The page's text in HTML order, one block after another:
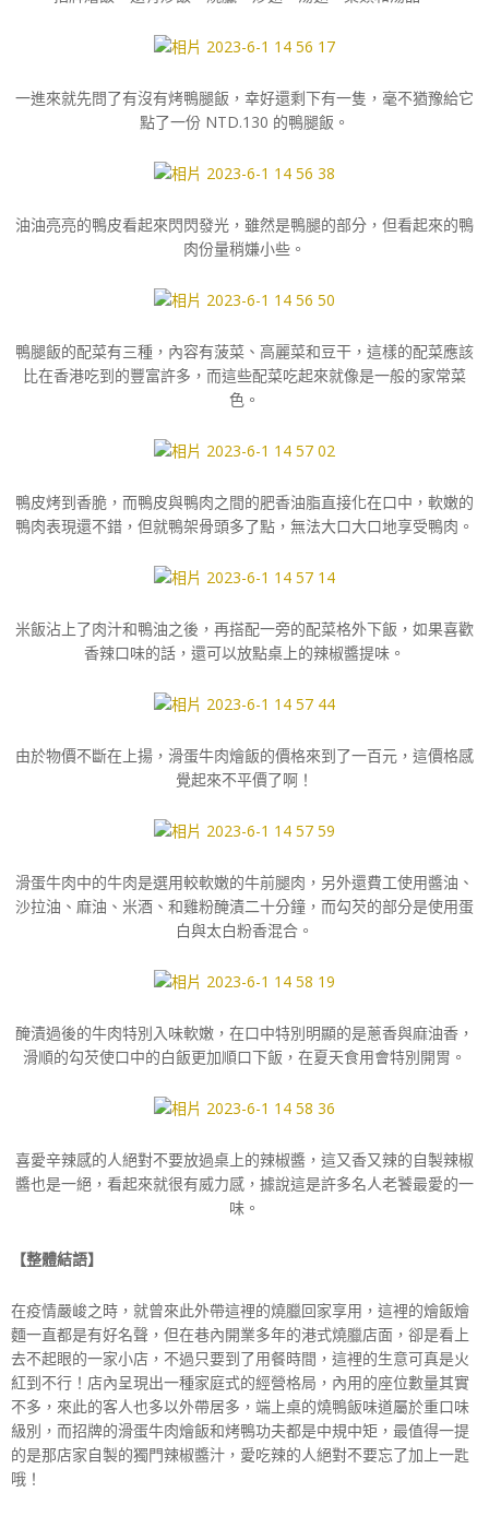
一進來就先問了有沒有烤鴨腿飯，幸好還剩下有一隻，毫不猶豫給它
點了一份 NTD.130 的鴨腿飯。
油油亮亮的鴨皮看起來閃閃發光，雖然是鴨腿的部分，但看起來的鴨
肉份量稍嫌小些。
鴨腿飯的配菜有三種，內容有菠菜、高麗菜和豆干，這樣的配菜應該
比在香港吃到的豐富許多，而這些配菜吃起來就像是一般的家常菜
色。
鴨皮烤到香脆，而鴨皮與鴨肉之間的肥香油脂直接化在口中，軟嫩的
鴨肉表現還不錯，但就鴨架骨頭多了點，無法大口大口地享受鴨肉。
米飯沾上了肉汁和鴨油之後，再搭配一旁的配菜格外下飯，如果喜歡
香辣口味的話，還可以放點桌上的辣椒醬提味。
由於物價不斷在上揚，滑蛋牛肉燴飯的價格來到了一百元，這價格感
覺起來不平價了啊！
滑蛋牛肉中的牛肉是選用較軟嫩的牛前腿肉，另外還費工使用醬油、
沙拉油、麻油、米酒、和雞粉醃漬二十分鐘，而勾芡的部分是使用蛋
白與太白粉香混合。
醃漬過後的牛肉特別入味軟嫩，在口中特別明顯的是蔥香與麻油香，
滑順的勾芡使口中的白飯更加順口下飯，在夏天食用會特別開胃。
喜愛辛辣感的人絕對不要放過桌上的辣椒醬，這又香又辣的自製辣椒
醬也是一絕，看起來就很有威力感，據說這是許多名人老饕最愛的一
味。
【整體結語】
在疫情嚴峻之時，就曾來此外帶這裡的燒臘回家享用，這裡的燴飯燴
麵一直都是有好名聲，但在巷內開業多年的港式燒臘店面，卻是看上
去不起眼的一家小店，不過只要到了用餐時間，這裡的生意可真是火
紅到不行！店內呈現出一種家庭式的經營格局，內用的座位數量其實
不多，來此的客人也多以外帶居多，端上桌的燒鴨飯味道屬於重口味
級別，而招牌的滑蛋牛肉燴飯和烤鴨功夫都是中規中矩，最值得一提
的是那店家自製的獨門辣椒醬汁，愛吃辣的人絕對不要忘了加上一匙
哦！